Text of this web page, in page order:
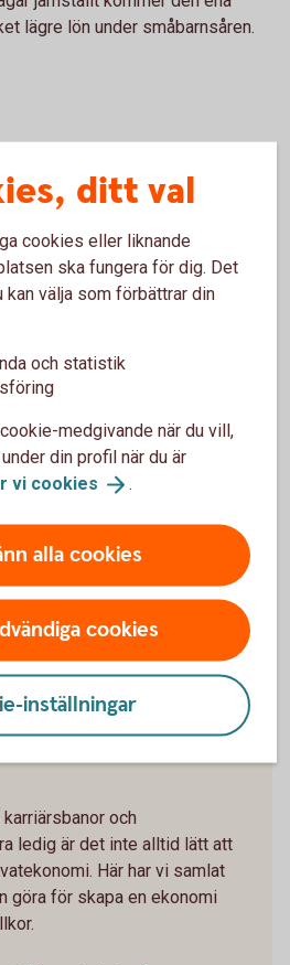
lägre lön under småbarnsåren.
hälsa
– och
och
ledig är det inte alltid lätt att
Här har vi samlat
göra för skapa en ekonomi
ditt val
cookies eller liknande
ska fungera för dig. Det
välja som förbättrar din
och statistik
medgivande när du vill,
din profil när du är
vi cookies .
alla cookies
cookies
inställningar